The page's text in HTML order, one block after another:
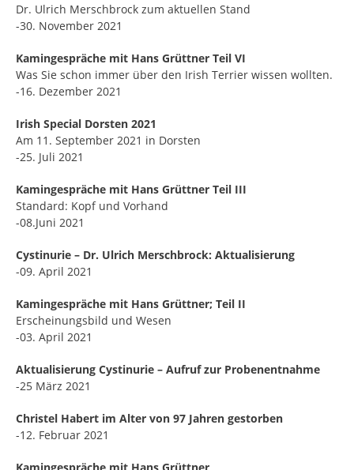
Dr. Ulrich Merschbrock zum aktuellen Stand
-30. November 2021
Kamingespräche mit Hans Grüttner Teil VI
Was Sie schon immer über den Irish Terrier wissen wollten.
-16. Dezember 2021
Irish Special Dorsten 2021
Am 11. September 2021 in Dorsten
-25. Juli 2021
Kamingespräche mit Hans Grüttner Teil III
Standard: Kopf und Vorhand
-08.Juni 2021
Cystinurie – Dr. Ulrich Merschbrock: Aktualisierung
-09. April 2021
Kamingespräche mit Hans Grüttner; Teil II
Erscheinungsbild und Wesen
-03. April 2021
Aktualisierung Cystinurie – Aufruf zur Probenentnahme
-25 März 2021
Christel Habert im Alter von 97 Jahren gestorben
-12. Februar 2021